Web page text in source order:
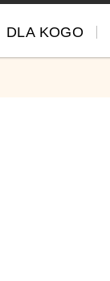
DLA KOGO